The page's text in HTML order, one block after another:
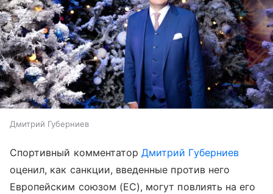
Дмитрий Губерниев
Спортивный комментаторДмитрий Губерниев
оценил, как санкции, введенные против него
Европейским союзом (ЕС), могут повлиять на его